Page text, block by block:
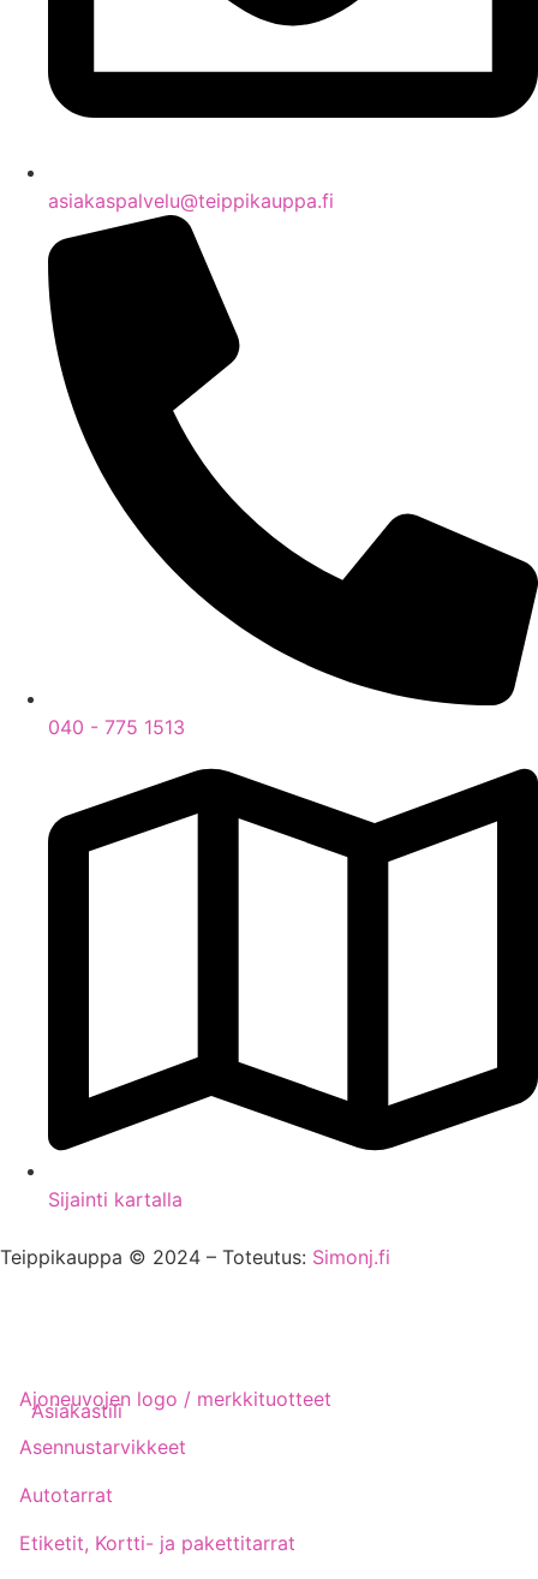
asiakaspalvelu@teippikauppa.fi
040 - 775 1513
Sijainti kartalla
Teippikauppa © 2024 – Toteutus: Simonj.fi
Ajoneuvojen logo / merkkituotteet
Asennustarvikkeet
Autotarrat
Etiketit, Kortti- ja pakettitarrat
Asiakastili